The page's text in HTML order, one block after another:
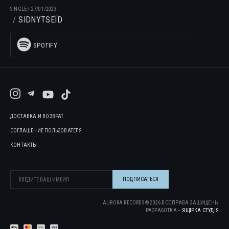
SINGLE/ 27/01/2023
SIDNYTSEЇD
SPOTIFY
ДОСТАВКА И ВОЗВРАТ
СОГЛАШЕНИЕ ПОЛЬЗОВАТЕЛЯ
КОНТАКТЫ
AURORA RECORDS ©2026 ВСЕ ПРАВА ЗАЩИЩЕНЫ
РАЗРАБОТКА – ЯЩІРКА CТУДІЯ